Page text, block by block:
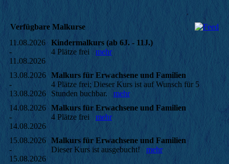
Verfügbare Malkurse
11.08.2026
-
11.08.2026
Kindermalkurs (ab 6J. - 11J.)
4 Plätze frei mehr
13.08.2026
-
13.08.2026
Malkurs für Erwachsene und Familien
4 Plätze frei; Dieser Kurs ist auf Wunsch für 5
Stunden buchbar. mehr
14.08.2026
-
14.08.2026
Malkurs für Erwachsene und Familien
4 Plätze frei mehr
15.08.2026
-
15.08.2026
Malkurs für Erwachsene und Familien
Dieser Kurs ist ausgebucht! mehr